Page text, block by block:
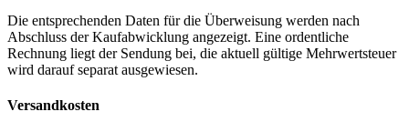
Die entsprechenden Daten für die Überweisung werden nach
Abschluss der Kaufabwicklung angezeigt. Eine ordentliche
Rechnung liegt der Sendung bei, die aktuell gültige Mehrwertsteuer
wird darauf separat ausgewiesen.
Versandkosten